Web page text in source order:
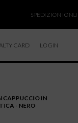
SPEDIZIONI ONLINE
CARD LOGIN
CAPPUCCIO IN
- NERO